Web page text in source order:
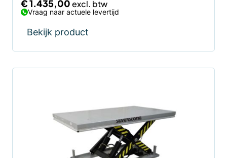
€1.435,00
Vraag naar actuele levertijd
Bekijk product